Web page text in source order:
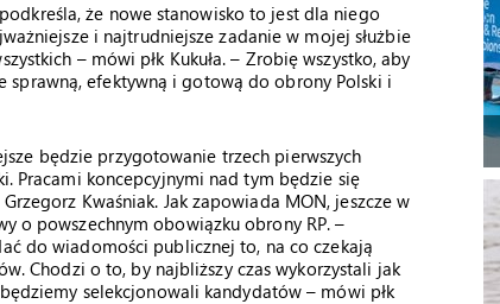
że nowe stanowisko to jest dla niego
i najtrudniejsze zadanie w mojej służbie
– mówi płk Kukuła. – Zrobię wszystko, aby
sprawną, efektywną i gotową do obrony Polski i
będzie przygotowanie trzech pierwszych
Pracami koncepcyjnymi nad tym będzie się
Kwaśniak. Jak zapowiada MON, jeszcze w
o powszechnym obowiązku obrony RP. –
do wiadomości publicznej to, na co czekają
Chodzi o to, by najbliższy czas wykorzystali jak
selekcjonowali kandydatów – mówi płk